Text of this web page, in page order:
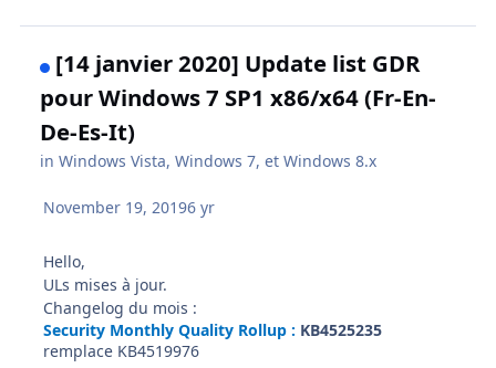
[14 janvier 2020] Update list GDR
pour Windows 7 SP1 x86/x64 (Fr-En-
De-Es-It)
inWindows Vista, Windows 7, et Windows 8.x
November 19, 20196 yr
Hello,
ULs mises à jour.
Changelog du mois :
Security Monthly Quality Rollup : KB4525235
remplace KB4519976